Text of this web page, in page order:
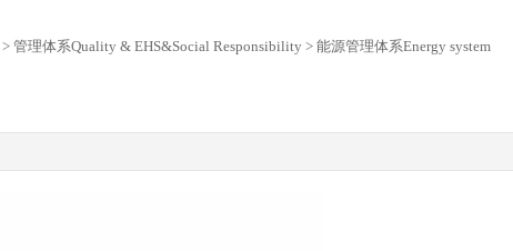
> 管理体系Quality & EHS&Social Responsibility > 能源管理体系Energy system